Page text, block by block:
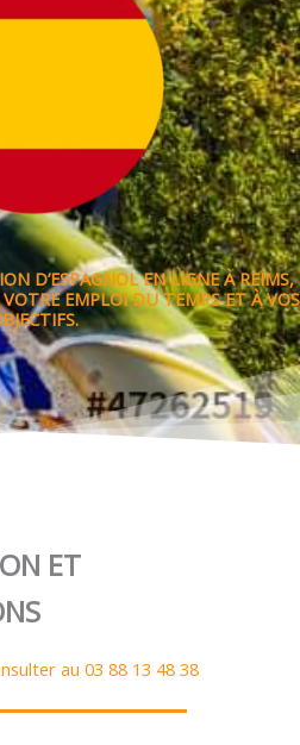
D’ESPAGNOL EN LIGNE À REIMS,
VOTRE EMPLOI DU TEMPS ET À VOS
ET
au 03 88 13 48 38